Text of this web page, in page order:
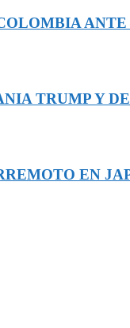
TRUMP Y
EN